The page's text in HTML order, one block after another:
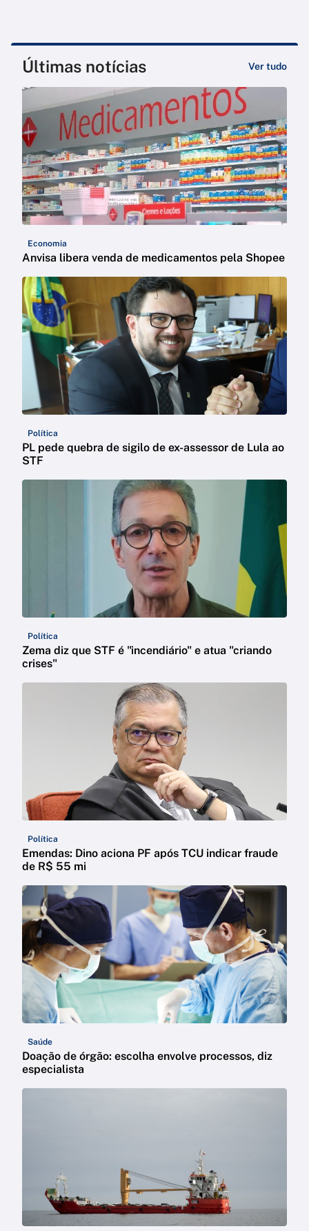
Últimas notícias Ver tudo
Economia
Anvisa libera venda de medicamentos pela Shopee
Política
PL pede quebra de sigilo de ex-assessor de Lula ao
STF
Política
Zema diz que STF é "incendiário" e atua "criando
crises"
Política
Emendas: Dino aciona PF após TCU indicar fraude
de R$ 55 mi
Saúde
Doação de órgão: escolha envolve processos, diz
especialista